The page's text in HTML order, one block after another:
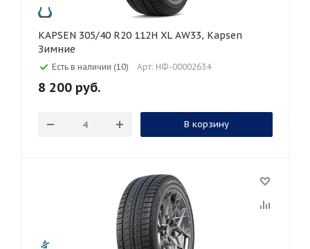
KAPSEN 305/40 R20 112H XL AW33, Kapsen
Зимние
Есть в наличии (10) Арт: НФ-00002634
8 200 руб.
В корзину